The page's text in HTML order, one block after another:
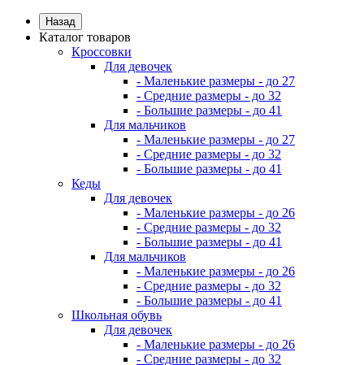
Назад
Каталог товаров
Кроссовки
Для девочек
- Маленькие размеры - до 27
- Средние размеры - до 32
- Большие размеры - до 41
Для мальчиков
- Маленькие размеры - до 27
- Средние размеры - до 32
- Большие размеры - до 41
Кеды
Для девочек
- Маленькие размеры - до 26
- Средние размеры - до 32
- Большие размеры - до 41
Для мальчиков
- Маленькие размеры - до 26
- Средние размеры - до 32
- Большие размеры - до 41
Школьная обувь
Для девочек
- Маленькие размеры - до 26
- Средние размеры - до 32